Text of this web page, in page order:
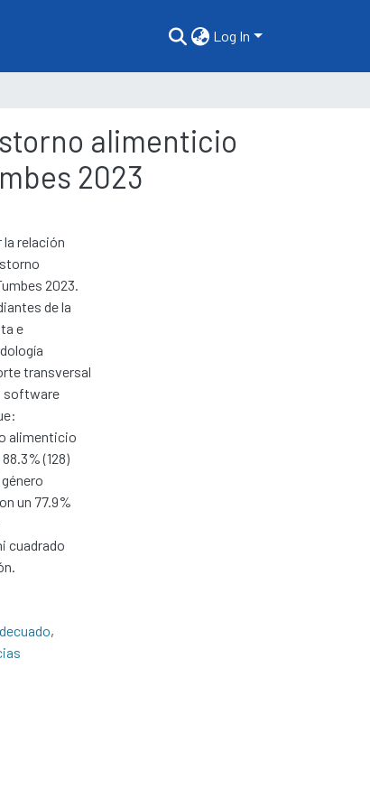
Log In
alimenticio
2023
relación
2023.
de la
e
transversal
software
alimenticio
(128)
un 77.9%
cuadrado
,